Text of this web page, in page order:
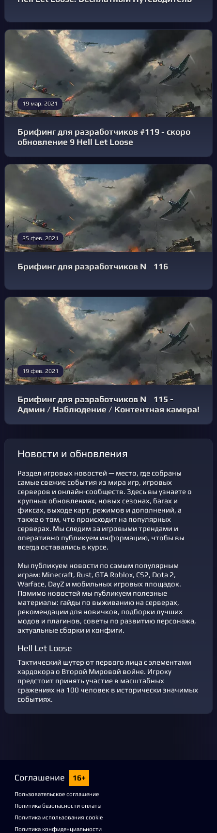
19 мар. 2021
Брифинг для разработчиков #119 - скоро
обновление 9 Hell Let Loose
25 фев. 2021
Брифинг для разработчиков № 116
19 фев. 2021
Брифинг для разработчиков № 115 -
Админ / Наблюдение / Контентная камера!
новости и обновления
Раздел игровых новостей — место, где собраны
самые свежие события из мира игр, игровых
серверов и онлайн-сообществ. Здесь вы узнаете о
крупных обновлениях, новых сезонах, багах и
фикcах, выходе карт, режимов и дополнений, а
также о том, что происходит на популярных
серверах. Мы следим за игровыми трендами и
оперативно публикуем информацию, чтобы вы
всегда оставались в курсе.
Мы публикуем новости по самым популярным
играм: Minecraft, Rust, GTA Roblox, CS2, Dota 2,
Warface, DayZ и мобильных игровых площадок.
Помимо новостей мы публикуем полезные
материалы: гайды по выживанию на серверах,
рекомендации для новичков, подборки лучших
модов и плагинов, советы по развитию персонажа,
актуальные сборки и конфиги.
Hell Let Loose
Тактический шутер от первого лица с элементами
хардокора о Второй Мировой войне. Игроку
предстоит принять участие в масштабных
сражениях на 100 человек в исторически значимых
событиях.
Соглашение 16+
Пользовательское соглашение
Политика безопасности оплаты
Политика использования cookie
Политика конфиденциальности